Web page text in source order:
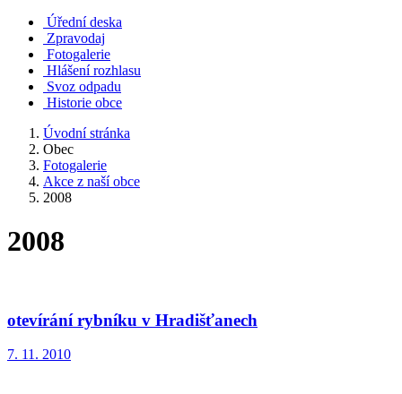
Úřední deska
Zpravodaj
Fotogalerie
Hlášení rozhlasu
Svoz odpadu
Historie obce
Úvodní stránka
Obec
Fotogalerie
Akce z naší obce
2008
2008
otevírání rybníku v Hradišťanech
7. 11. 2010